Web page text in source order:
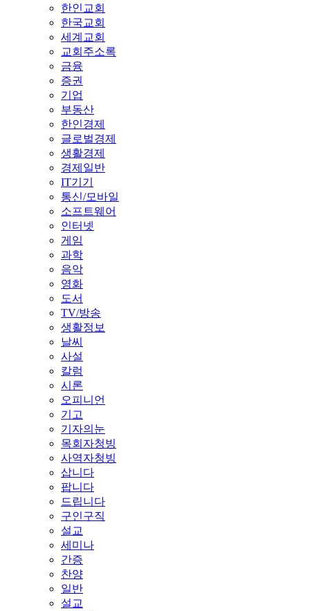
한인교회
한국교회
세계교회
교회주소록
금융
증권
기업
부동산
한인경제
글로벌경제
생활경제
경제일반
IT기기
통신/모바일
소프트웨어
인터넷
게임
과학
음악
영화
도서
TV/방송
생활정보
날씨
사설
칼럼
시론
오피니언
기고
기자의눈
목회자청빙
사역자청빙
삽니다
팝니다
드립니다
구인구직
설교
세미나
간증
찬양
일반
설교